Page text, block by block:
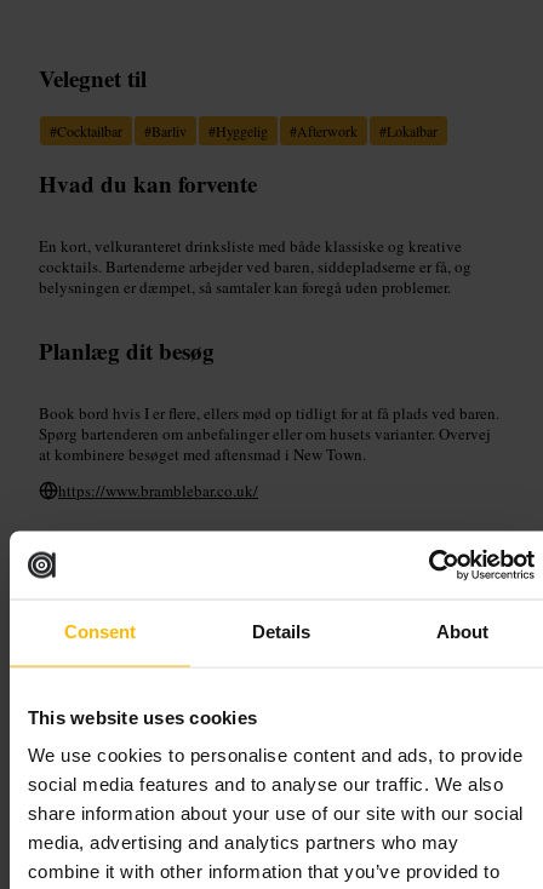
Consent Details About
This website uses cookies
We use cookies to personalise content and ads, to provide
social media features and to analyse our traffic. We also
share information about your use of our site with our social
media, advertising and analytics partners who may
combine it with other information that you’ve provided to
Velegnet til
#Cocktailbar #Barliv #Hyggelig #Afterwork #Lokalbar
Hvad du kan forvente
En kort, velkuranteret drinksliste med både klassiske og kreative
cocktails. Bartenderne arbejder ved baren, siddepladserne er få, og
belysningen er dæmpet, så samtaler kan foregå uden problemer.
Planlæg dit besøg
Book bord hvis I er flere, ellers mød op tidligt for at få plads ved baren.
Spørg bartenderen om anbefalinger eller om husets varianter. Overvej
at kombinere besøget med aftensmad i New Town.
https://www.bramblebar.co.uk/
Spisning og drikke
Cocktailbar
Billede /The Blackbird | Bar & Restaurant
“Lille cocktailbar med fokus på håndværk og
rolig stemning. ”